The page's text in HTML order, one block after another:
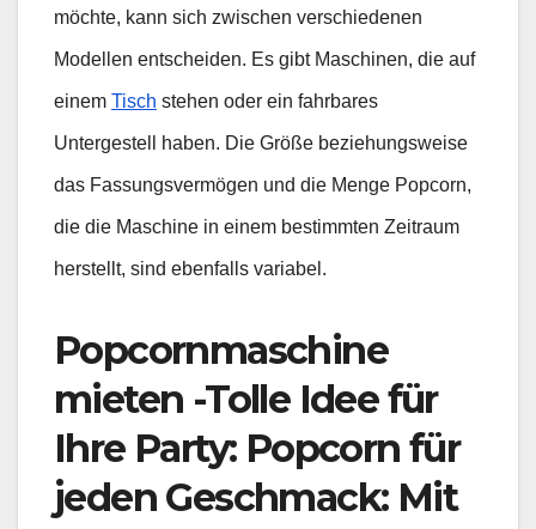
möchte, kann sich zwischen verschiedenen
Modellen entscheiden. Es gibt Maschinen, die auf
einem Tisch stehen oder ein fahrbares
Untergestell haben. Die Größe beziehungsweise
das Fassungsvermögen und die Menge Popcorn,
die die Maschine in einem bestimmten Zeitraum
herstellt, sind ebenfalls variabel.
Popcornmaschine
mieten -Tolle Idee für
Ihre Party: Popcorn für
jeden Geschmack: Mit